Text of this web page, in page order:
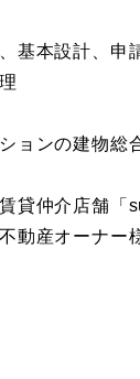
設計、申請
の建物総
介店舗「
オーナー様